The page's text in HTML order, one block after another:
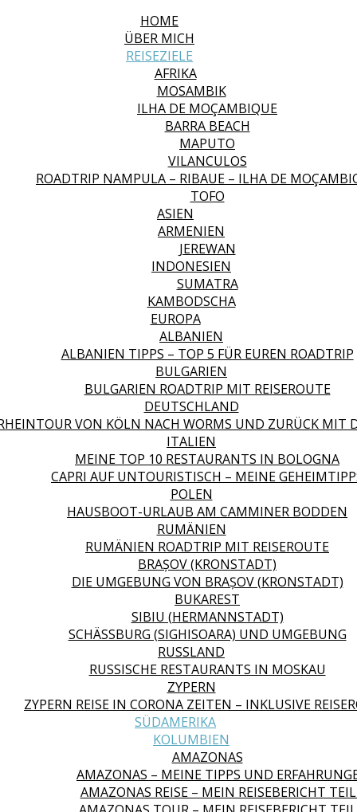
HOME
ÜBER MICH
REISEZIELE
AFRIKA
MOSAMBIK
ILHA DE MOÇAMBIQUE
BARRA BEACH
MAPUTO
VILANCULOS
ROADTRIP NAMPULA – RIBAUE – ILHA DE
TOFO
ASIEN
ARMENIEN
JEREWAN
INDONESIEN
SUMATRA
KAMBODSCHA
EUROPA
ALBANIEN
ALBANIEN TIPPS – TOP 5 FÜR EUREN ROADTRIP
BULGARIEN
BULGARIEN ROADTRIP MIT REISEROUTE
DEUTSCHLAND
VON KÖLN NACH WORMS UND ZURÜCK MIT
ITALIEN
MEINE TOP 10 RESTAURANTS IN BOLOGNA
CAPRI AUF UNTOURISTISCH – MEINE
POLEN
HAUSBOOT-URLAUB AM CAMMINER BODDEN
RUMÄNIEN
RUMÄNIEN ROADTRIP MIT REISEROUTE
BRAȘOV (KRONSTADT)
DIE UMGEBUNG VON BRAȘOV (KRONSTADT)
BUKAREST
SIBIU (HERMANNSTADT)
SCHÄSSBURG (SIGHISOARA) UND UMGEBUNG
RUSSLAND
RUSSISCHE RESTAURANTS IN MOSKAU
ZYPERN
ZYPERN REISE IN CORONA ZEITEN – INKLUSIVE
SÜDAMERIKA
KOLUMBIEN
AMAZONAS
AMAZONAS – MEINE TIPPS UND
AMAZONAS REISE – MEIN REISEBERICHT